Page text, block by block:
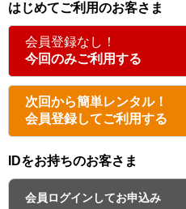
はじめてご利用のお客さま
会員登録なし！
今回のみご利用する
次回から簡単レンタル！
会員登録してご利用する
IDをお持ちのお客さま
会員ログインしてお申込み